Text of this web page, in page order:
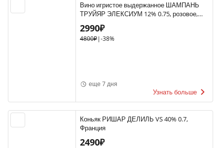
Вино игристое выдержанное ШАМПАНЬ
ТРУЙЯР ЭЛЕКСИУМ 12% 0.75, розовое,
брют, Франция
2990₽
4800₽|-38%
еще 7 дня
Узнать больше
Коньяк РИШАР ДЕЛИЛЬ VS 40% 0.7,
Франция
2490₽